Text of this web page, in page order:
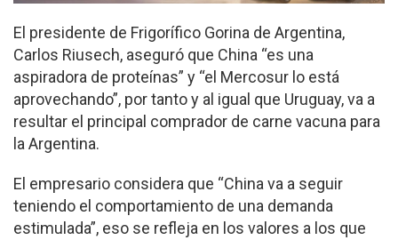
El presidente de Frigorífico Gorina de Argentina,
Carlos Riusech, aseguró que China “es una
aspiradora de proteínas” y “el Mercosur lo está
aprovechando”, por tanto y al igual que Uruguay, va a
resultar el principal comprador de carne vacuna para
la Argentina.
El empresario considera que “China va a seguir
teniendo el comportamiento de una demanda
estimulada”, eso se refleja en los valores a los que